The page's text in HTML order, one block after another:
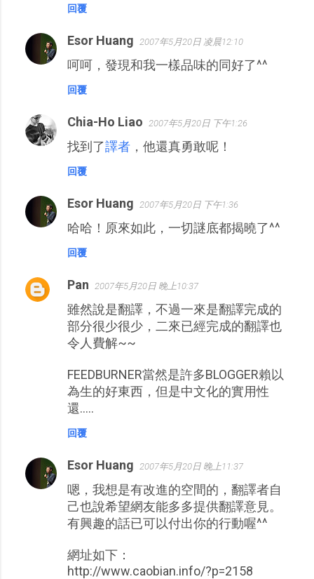
回覆
Esor Huang 2007年5月20日 凌晨12:10
呵呵，發現和我一樣品味的同好了^^
回覆
Chia-Ho Liao 2007年5月20日 下午1:26
找到了譯者 ，他還真勇敢呢！
回覆
Esor Huang 2007年5月20日 下午1:36
哈哈！原來如此，一切謎底都揭曉了^^
回覆
Pan 2007年5月20日 晚上10:37
雖然說是翻譯，不過一來是翻譯完成的
部分很少很少，二來已經完成的翻譯也
令人費解~~
FEEDBURNER當然是許多BLOGGER賴以
為生的好東西，但是中文化的實用性
還.....
回覆
Esor Huang 2007年5月20日 晚上11:37
嗯，我想是有改進的空間的，翻譯者自
己也說希望網友能多多提供翻譯意見。
有興趣的話已可以付出你的行動喔^^
網址如下：
http://www.caobian.info/?p=2158